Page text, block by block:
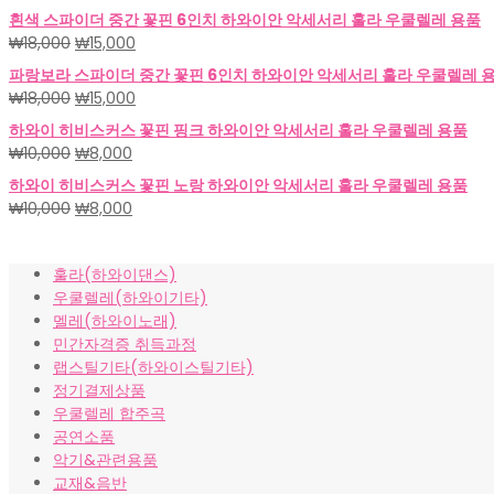
래
가
격:
₩18,000.
재
가
격:
₩15,000.
흰색 스파이더 중간 꽃핀 6인치 하와이안 악세서리 훌라 우쿨렐레 용품
₩18,000 원
래
가
격:
₩18,000.
₩15,000
재
가
격:
₩15,000.
파랑보라 스파이더 중간 꽃핀 6인치 하와이안 악세서리 훌라 우쿨렐레
₩18,000 원
래
가
격:
₩18,000.
₩15,000
재
가
₩15,000.
하와이 히비스커스 꽃핀 핑크 하와이안 악세서리 훌라 우쿨렐레 용품
₩10,000 원
래
가
격:
₩8,000
재
가
격:
하와이 히비스커스 꽃핀 노랑 하와이안 악세서리 훌라 우쿨렐레 용품
₩10,000 원
격:
₩10,000.
₩8,000
격:
₩8,000.
훌라(하와이댄스)
우쿨렐레(하와이기타)
멜레(하와이노래)
민간자격증 취득과정
랩스틸기타(하와이스틸기타)
정기결제상품
우쿨렐레 합주곡
공연소품
악기&관련용품
교재&음반